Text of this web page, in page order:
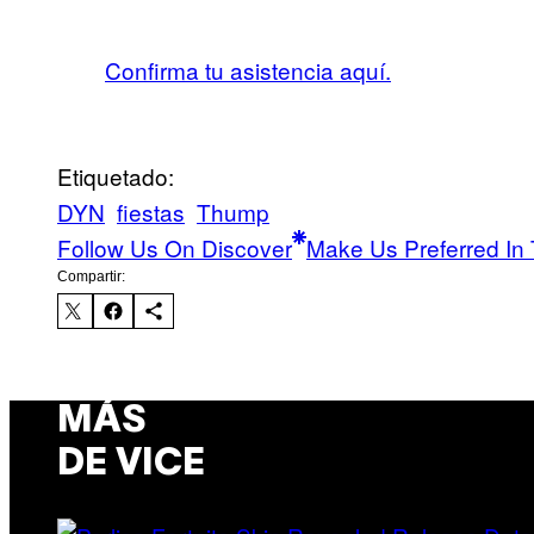
Confirma tu asistencia aquí.
Etiquetado:
DYN fiestas Thump
Follow Us On Discover Make Us Preferred In
Compartir:
MÁS
DE VICE